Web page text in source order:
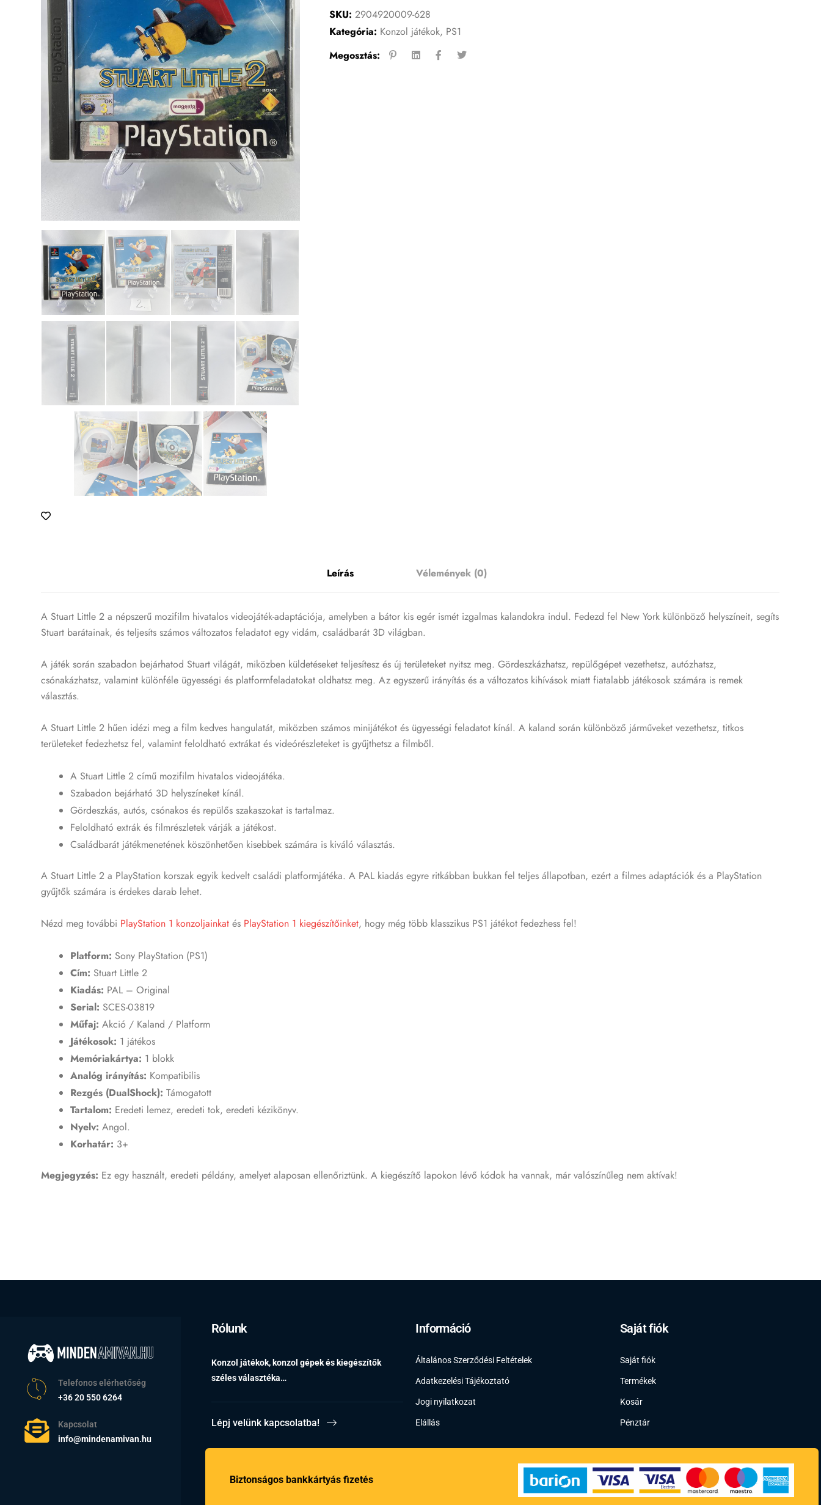
SKU: 2904920009-628
Kategória: Konzol játékok, PS1
Megosztás:
Leírás Vélemények (0)
A Stuart Little 2 a népszerű mozifilm hivatalos videojáték-adaptációja, amelyben a bátor kis egér ismét izgalmas kalandokra indul. Fedezd fel New York különböző helyszíneit, segíts
Stuart barátainak, és teljesíts számos változatos feladatot egy vidám, családbarát 3D világban.
A játék során szabadon bejárhatod Stuart világát, miközben küldetéseket teljesítesz és új területeket nyitsz meg. Gördeszkázhatsz, repülőgépet vezethetsz, autózhatsz,
csónakázhatsz, valamint különféle ügyességi és platformfeladatokat oldhatsz meg. Az egyszerű irányítás és a változatos kihívások miatt fiatalabb játékosok számára is remek
választás.
A Stuart Little 2 hűen idézi meg a film kedves hangulatát, miközben számos minijátékot és ügyességi feladatot kínál. A kaland során különböző járműveket vezethetsz, titkos
területeket fedezhetsz fel, valamint feloldható extrákat és videórészleteket is gyűjthetsz a filmből.
A Stuart Little 2 című mozifilm hivatalos videojátéka.
Szabadon bejárható 3D helyszíneket kínál.
Gördeszkás, autós, csónakos és repülős szakaszokat is tartalmaz.
Feloldható extrák és filmrészletek várják a játékost.
Családbarát játékmenetének köszönhetően kisebbek számára is kiváló választás.
A Stuart Little 2 a PlayStation korszak egyik kedvelt családi platformjátéka. A PAL kiadás egyre ritkábban bukkan fel teljes állapotban, ezért a filmes adaptációk és a PlayStation
gyűjtők számára is érdekes darab lehet.
Nézd meg további PlayStation 1 konzoljainkat és PlayStation 1 kiegészítőinket, hogy még több klasszikus PS1 játékot fedezhess fel!
Platform: Sony PlayStation (PS1)
Cím: Stuart Little 2
Kiadás: PAL – Original
Serial: SCES-03819
Műfaj: Akció / Kaland / Platform
Játékosok: 1 játékos
Memóriakártya: 1 blokk
Analóg irányítás: Kompatibilis
Rezgés (DualShock): Támogatott
Tartalom: Eredeti lemez, eredeti tok, eredeti kézikönyv.
Nyelv: Angol.
Korhatár: 3+
Megjegyzés: Ez egy használt, eredeti példány, amelyet alaposan ellenőriztünk. A kiegészítő lapokon lévő kódok ha vannak, már valószínűleg nem aktívak!
Telefonos elérhetőség
+36 20 550 6264
Kapcsolat
info@mindenamivan.hu
Rólunk
Konzol játékok, konzol gépek és kiegészítők
széles választéka…
Lépj velünk kapcsolatba!
Információ
Általános Szerződési Feltételek
Adatkezelési Tájékoztató
Jogi nyilatkozat
Elállás
Saját fiók
Saját fiók
Termékek
Kosár
Pénztár
Biztonságos bankkártyás fizetés